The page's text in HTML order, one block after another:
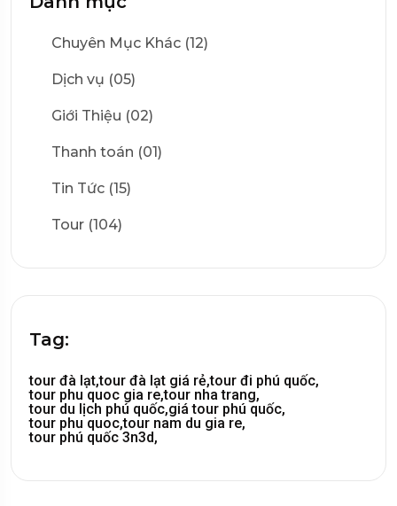
Chuyên Mục Khác (12)
Dịch vụ (05)
Giới Thiệu (02)
Thanh toán (01)
Tin Tức (15)
Tour (104)
Tag:
tour đà lạt,tour đà lạt giá rẻ,tour đi phú quốc,
tour phu quoc gia re,tour nha trang,
tour du lịch phú quốc,giá tour phú quốc,
tour phu quoc,tour nam du gia re,
tour phú quốc 3n3d,